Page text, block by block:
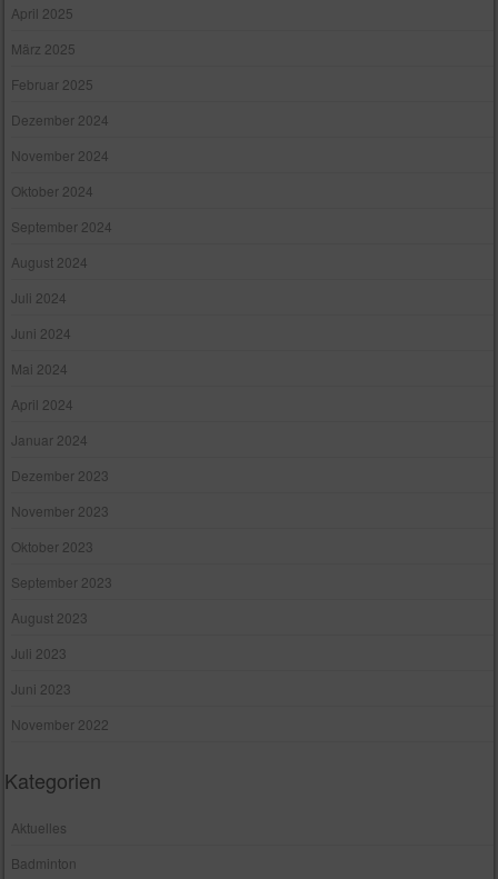
April 2025
März 2025
Februar 2025
Dezember 2024
November 2024
Oktober 2024
September 2024
August 2024
Juli 2024
Juni 2024
Mai 2024
April 2024
Januar 2024
Dezember 2023
November 2023
Oktober 2023
September 2023
August 2023
Juli 2023
Juni 2023
November 2022
Kategorien
Aktuelles
Badminton